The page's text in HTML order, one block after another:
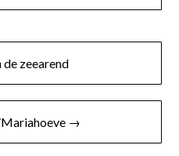
zeearend
→